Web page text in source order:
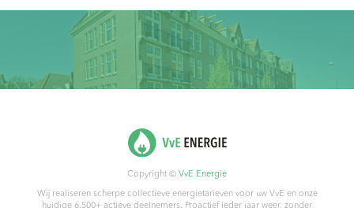
Copyright © VvE Energie
Wij realiseren scherpe collectieve energietarieven voor uw VvE en onze
huidige 6.500+ actieve deelnemers. Proactief ieder jaar weer, zonder